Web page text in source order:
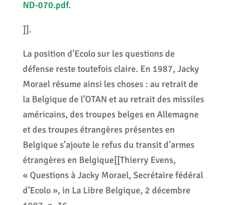
ND-070.pdf.
]].
La position d’Ecolo sur les questions de
défense reste toutefois claire. En 1987, Jacky
Morael résume ainsi les choses : au retrait de
la Belgique de l’OTAN et au retrait des missiles
américains, des troupes belges en Allemagne
et des troupes étrangères présentes en
Belgique s’ajoute le refus du transit d’armes
étrangères en Belgique[[Thierry Evens,
« Questions à Jacky Morael, Secrétaire fédéral
d’Ecolo », in La Libre Belgique, 2 décembre